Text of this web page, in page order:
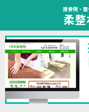
接骨院・
柔整
HOME
トピック